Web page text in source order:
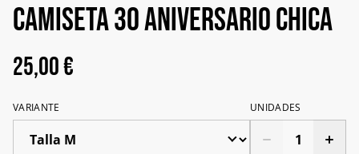
CAMISETA 30 ANIVERSARIO CHICA
25,00 €
VARIANTE UNIDADES